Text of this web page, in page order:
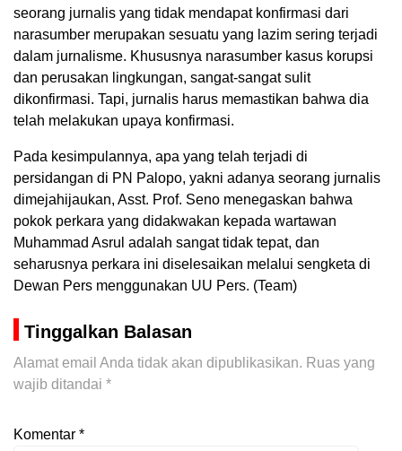
seorang jurnalis yang tidak mendapat konfirmasi dari
narasumber merupakan sesuatu yang lazim sering terjadi
dalam jurnalisme. Khususnya narasumber kasus korupsi
dan perusakan lingkungan, sangat-sangat sulit
dikonfirmasi. Tapi, jurnalis harus memastikan bahwa dia
telah melakukan upaya konfirmasi.
Pada kesimpulannya, apa yang telah terjadi di
persidangan di PN Palopo, yakni adanya seorang jurnalis
dimejahijaukan, Asst. Prof. Seno menegaskan bahwa
pokok perkara yang didakwakan kepada wartawan
Muhammad Asrul adalah sangat tidak tepat, dan
seharusnya perkara ini diselesaikan melalui sengketa di
Dewan Pers menggunakan UU Pers. (Team)
Tinggalkan Balasan
Alamat email Anda tidak akan dipublikasikan. Ruas yang
wajib ditandai *
Komentar *